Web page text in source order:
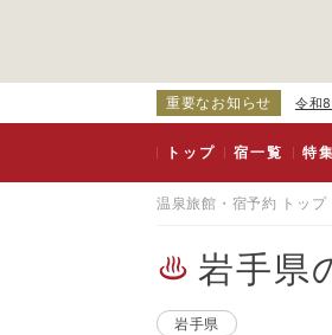
重要なお知らせ 令和
トップ 宿一覧 特集
温泉旅館・宿予約 トップ
岩手県
岩手県